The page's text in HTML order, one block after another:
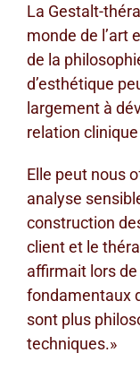
La Gestalt-
monde de l’art
de la
d’esthétique
largement à
relation
Elle peut nous
analyse
construction
client et le
affirmait lors
fondamentaux
sont plus
techniques.»